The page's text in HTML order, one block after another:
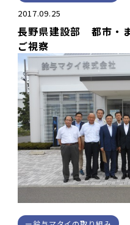
2017.09.25
長野県建設部 都市・
ご視察